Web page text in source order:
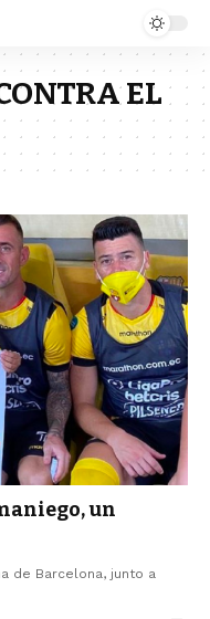
EL
un
de Barcelona, junto a